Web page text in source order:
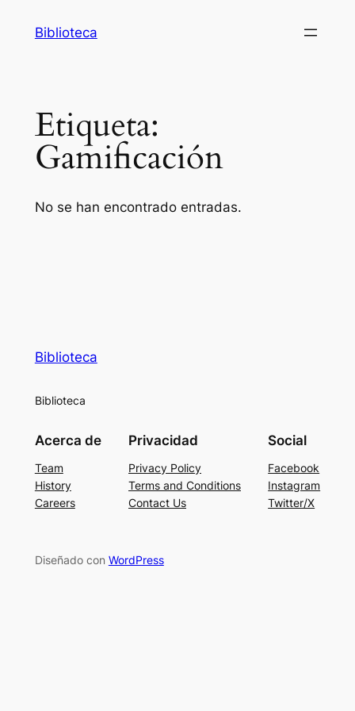
Biblioteca
Etiqueta:
Gamificación
No se han encontrado entradas.
Biblioteca
Biblioteca
Acerca de
Team
History
Careers
Privacidad
Privacy Policy
Terms and Conditions
Contact Us
Social
Facebook
Instagram
Twitter/X
Diseñado con WordPress